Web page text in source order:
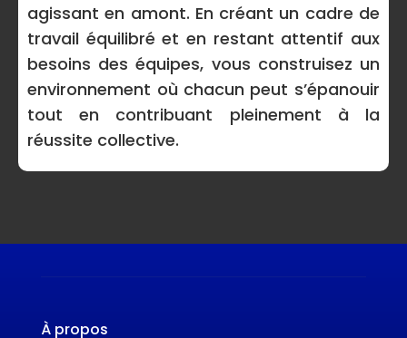
agissant en amont. En créant un cadre de
travail équilibré et en restant attentif aux
besoins des équipes, vous construisez un
environnement où chacun peut s’épanouir
tout en contribuant pleinement à la
réussite collective.
À propos